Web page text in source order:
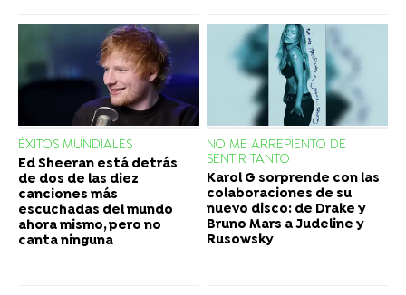
ÉXITOS MUNDIALES
Ed Sheeran está detrás
de dos de las diez
canciones más
escuchadas del mundo
ahora mismo, pero no
canta ninguna
NO ME ARREPIENTO DE
SENTIR TANTO
Karol G sorprende con las
colaboraciones de su
nuevo disco: de Drake y
Bruno Mars a Judeline y
Rusowsky